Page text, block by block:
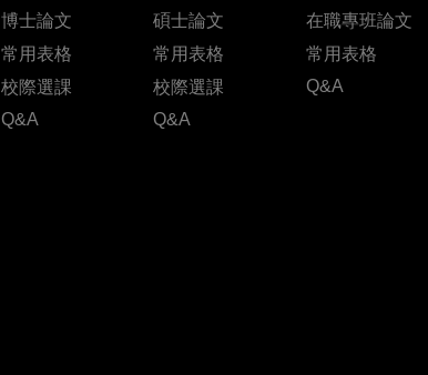
博士論文
常用表格
校際選課
Q&A
碩士論文
常用表格
校際選課
Q&A
在職專班論文
常用表格
Q&A